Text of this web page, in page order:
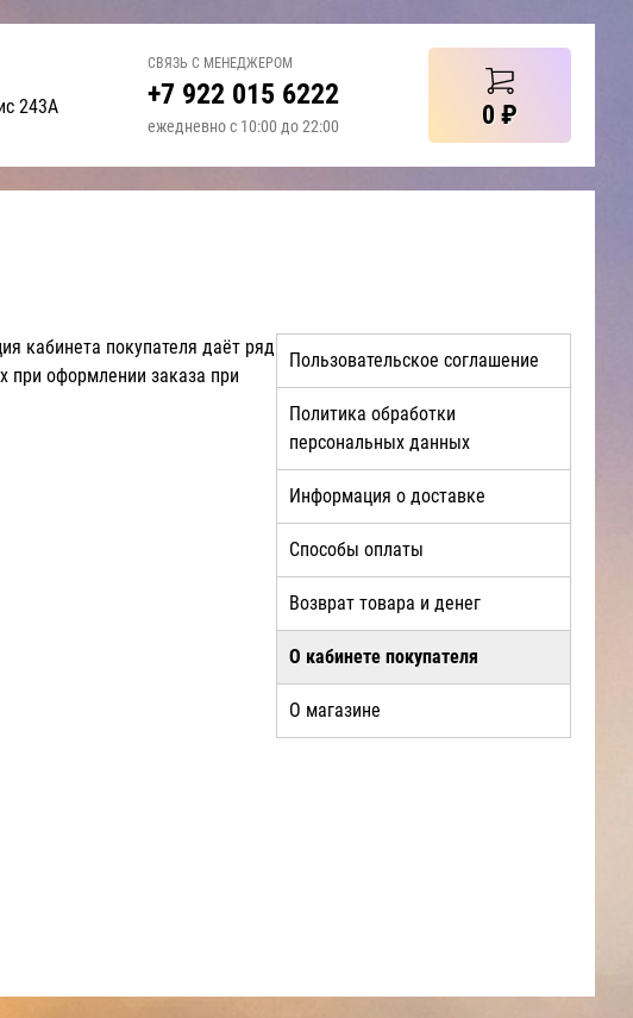
243А
СВЯЗЬ С МЕНЕДЖЕРОМ
+7 922 015 6222
ежедневно с 10:00 до 22:00 0 ₽
кабинета покупателя даёт ряд
при оформлении заказа при
Пользовательское соглашение
Политика обработки
персональных данных
Информация о доставке
Способы оплаты
Возврат товара и денег
О кабинете покупателя
О магазине